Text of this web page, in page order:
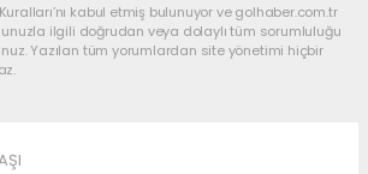
kabul etmiş bulunuyor ve golhaber.com.tr
ilgili doğrudan veya dolaylı tüm sorumluluğu
Yazılan tüm yorumlardan site yönetimi hiçbir